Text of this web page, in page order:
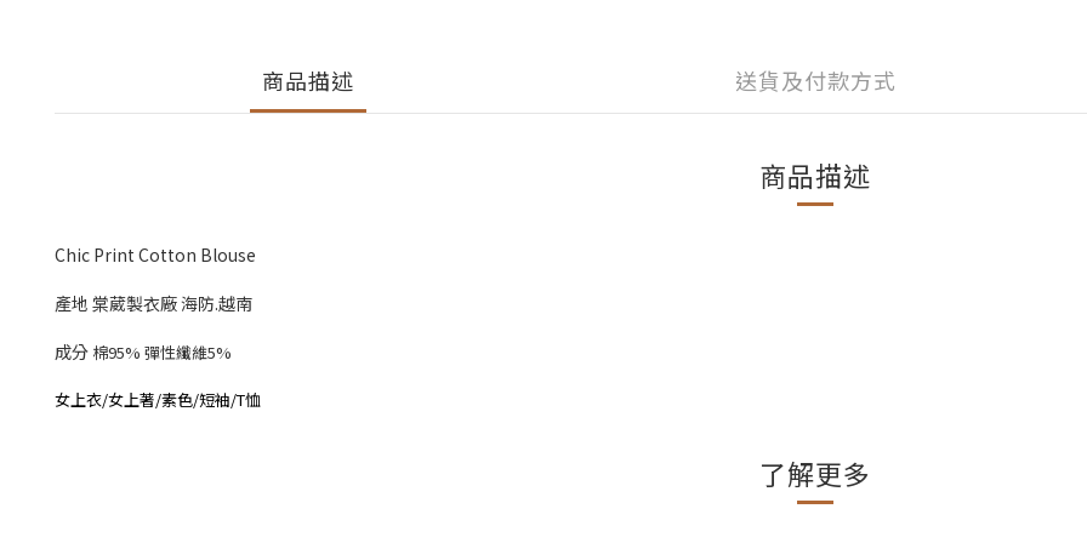
商品描述 送貨及付款方式
商品描述
Chic Print Cotton Blouse
產地 棠葳製衣廠 海防.越南
成分 棉95% 彈性纖維5%
女上衣/女上著/素色/短袖/T恤
了解更多